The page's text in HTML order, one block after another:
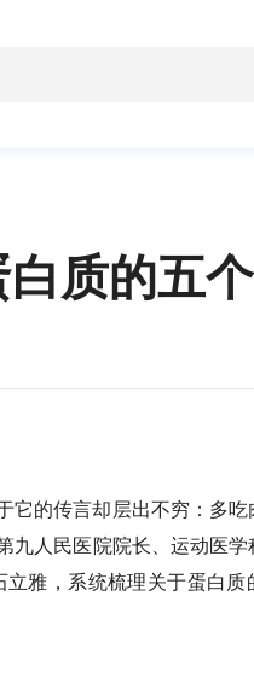
质的五
它的传言却层出不穷：多吃
九人民医院院长、运动医学
雅，系统梳理关于蛋白质